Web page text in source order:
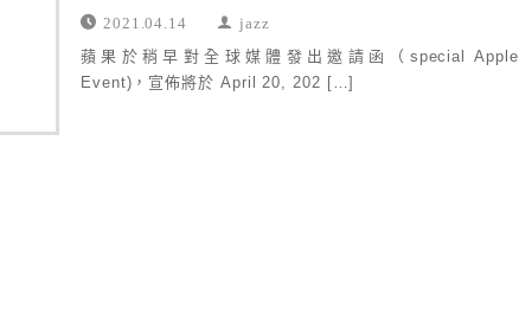
2021.04.14 jazz
蘋果於稍早對全球媒體發出邀請函（special Apple
Event)，宣佈將於 April 20, 202 […]